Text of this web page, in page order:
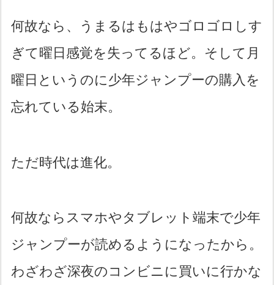
何故なら、うまるはもはやゴロゴロしす
ぎて曜日感覚を失ってるほど。そして月
曜日というのに少年ジャンプーの購入を
忘れている始末。
ただ時代は進化。
何故ならスマホやタブレット端末で少年
ジャンプーが読めるようになったから。
わざわざ深夜のコンビニに買いに行かな